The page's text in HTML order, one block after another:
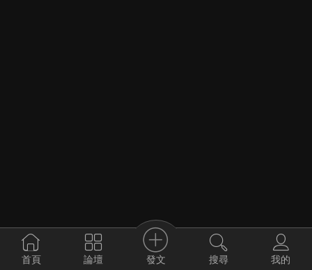
首頁 論壇 發文 搜尋 我的